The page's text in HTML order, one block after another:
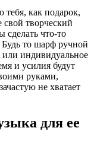
как подарок,
творческий
сделать что-то
то шарф ручной
индивидуальное
и усилия будут
руками,
не хватает
для ее